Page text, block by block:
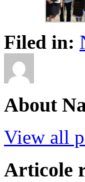
Filed in:
About
View all
Articole